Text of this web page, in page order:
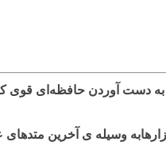
دست آوردن حافظه‌ای قوی
وسیله ی آخرین متدهای